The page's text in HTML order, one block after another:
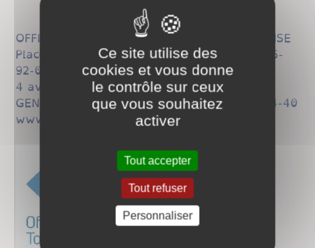
OFFICE DE TOURISME SUD COTE CHALONNAISE
Place de la Gare - 71390 BUXY / +33 (0)3-85-
92-00-16
4 avenue de la Promenade - 71460 SAINT-
GENGOUX-LE-NATIONAL / +33 (0)9-77-35-14-40
www.tourisme-sud-cote-chalonnaise.com
Ce site utilise des
cookies et vous donne
le contrôle sur ceux
que vous souhaitez
activer
Tout accepter
Tout refuser
Personnaliser